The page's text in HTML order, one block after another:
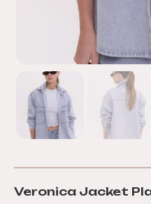
Veronica Jacket